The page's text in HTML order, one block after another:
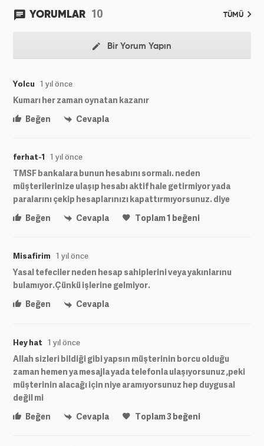
YORUMLAR 10 TÜMÜ
Bir Yorum Yapın
Yolcu 1 yıl önce
Kumarı her zaman oynatan kazanır
Beğen
Cevapla
ferhat-1 1 yıl önce
TMSF bankalara bunun hesabını sormalı. neden
müşterilerinize ulaşıp hesabı aktif hale getirmiyor yada
paralarını çekip hesaplarınızı kapattırmıyorsunuz. diye
Beğen
Cevapla Toplam1 beğeni
Misafirim 1 yıl önce
Yasal tefeciler neden hesap sahiplerini veya yakınlarınu
bulamıyor.Çünkü işlerine gelmiyor.
Beğen
Cevapla
Hey hat 1 yıl önce
Allah sizleri bildiği gibi yapsın müşterinin borcu olduğu
zaman hemen ya mesajla yada telefonla ulaşıyorsunuz ,peki
müşterinin alacağı için niye aramıyorsunuz hep duygusal
değil mi
Beğen
Cevapla Toplam3beğeni